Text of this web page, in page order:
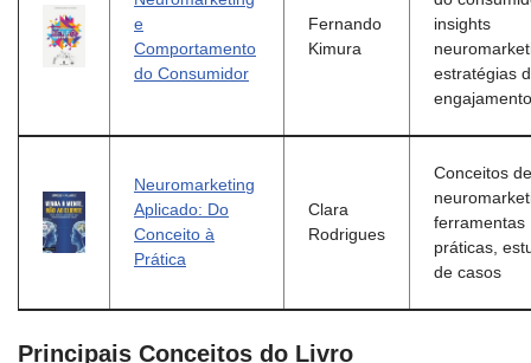
e
Comportamento
do Consumidor
Fernando
Kimura
insights
estratégias
engajamento
Neuromarketing
Aplicado: Do
Conceito à
Prática
Clara
Rodrigues
Conceitos de
ferramentas
práticas,
de casos
Principais Conceitos do Livro